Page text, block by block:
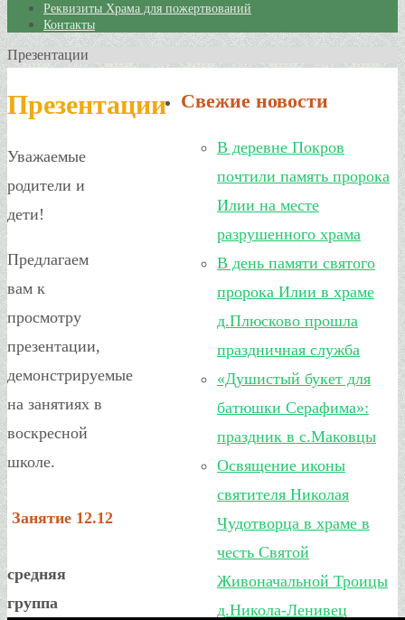
Реквизиты Храма для пожертвований
Контакты
Презентации
Презентации
Уважаемые
родители и
дети!
Предлагаем
вам к
просмотру
презентации,
демонстрируемые
на занятиях в
воскресной
школе.
Занятие 12.12
средняя
группа
Свежие новости
В деревне Покров
почтили память пророка
Илии на месте
разрушенного храма
В день памяти святого
пророка Илии в храме
д.Плюсково прошла
праздничная служба
«Душистый букет для
батюшки Серафима»:
праздник в с.Маковцы
Освящение иконы
святителя Николая
Чудотворца в храме в
честь Святой
Живоначальной Троицы
д.Никола-Ленивец